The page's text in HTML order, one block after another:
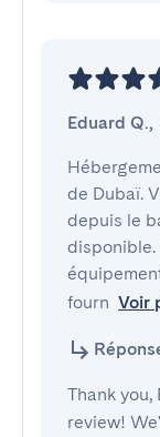
Eduard Q.,
de Dubaï.
depuis le
disponible.
fourn Voir
Thank
review!